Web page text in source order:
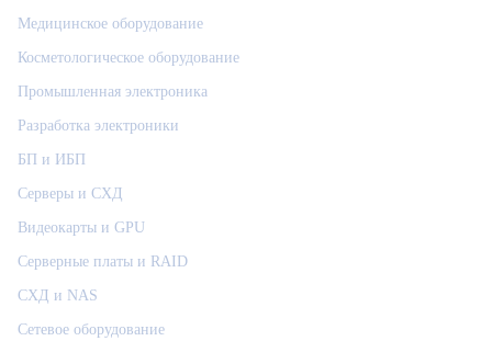
Медицинское оборудование
Косметологическое оборудование
Промышленная электроника
Разработка электроники
БП и ИБП
Серверы и СХД
Видеокарты и GPU
Серверные платы и RAID
СХД и NAS
Сетевое оборудование